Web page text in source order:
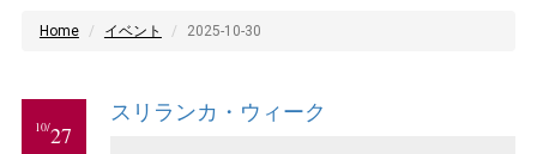
Home イベント 2025-10-30
10/27
スリランカ・ウィーク